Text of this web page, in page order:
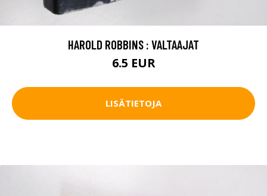
HAROLD ROBBINS : VALTAAJAT
6.5 EUR
LISÄTIETOJA